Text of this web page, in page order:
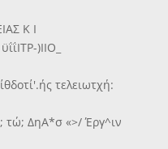
Κ Ι
)ΙΙΟ_
τελειωτχή:
τώ; ΔηΑ*σ «>/ Έργ^ιν